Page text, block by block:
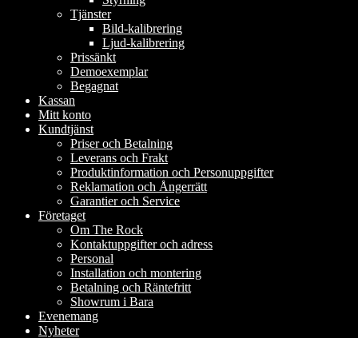
Tjänster
Bild-kalibrering
Ljud-kalibrering
Prissänkt
Demoexemplar
Begagnat
Kassan
Mitt konto
Kundtjänst
Priser och Betalning
Leverans och Frakt
Produktinformation och Personuppgifter
Reklamation och Ångerrätt
Garantier och Service
Företaget
Om The Rock
Kontaktuppgifter och adress
Personal
Installation och montering
Betalning och Räntefritt
Showrum i Bara
Evenemang
Nyheter